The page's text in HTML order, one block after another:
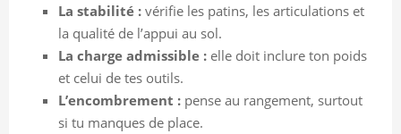
La stabilité : vérifie les patins, les articulations et
la qualité de l’appui au sol.
La charge admissible : elle doit inclure ton poids
et celui de tes outils.
L’encombrement : pense au rangement, surtout
si tu manques de place.